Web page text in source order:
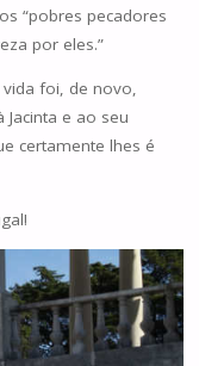
“pobres pecadores
por eles.”
foi, de novo,
e ao seu
certamente lhes é